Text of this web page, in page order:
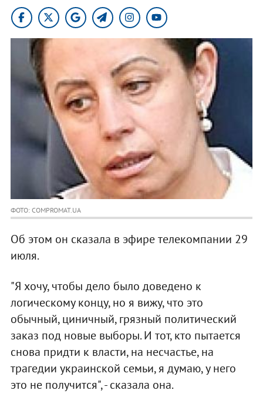
ФОТО: COMPROMAT.UA
Об этом он сказала в эфире телекомпании 29
июля.
"Я хочу, чтобы дело было доведено к
логическому концу, но я вижу, что это
обычный, циничный, грязный политический
заказ под новые выборы. И тот, кто пытается
снова придти к власти, на несчастье, на
трагедии украинской семьи, я думаю, у него
это не получится", - сказала она.